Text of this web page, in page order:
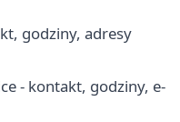
godziny, adresy
- kontakt, godziny, e-